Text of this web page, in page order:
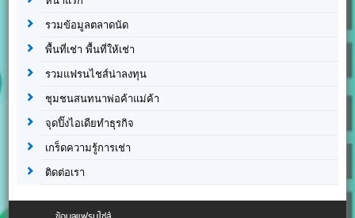
รวมข้อมูลตลาดนัด
พื้นที่เช่า พื้นที่ให้เช่า
รวมแฟรนไชส์น่าลงทุน
ชุมชนสนทนาพ่อค้าแม่ค้า
จุดปิ๊งไอเดียทำธุรกิจ
เกร็ดความรู้การเช่า
ติดต่อเรา